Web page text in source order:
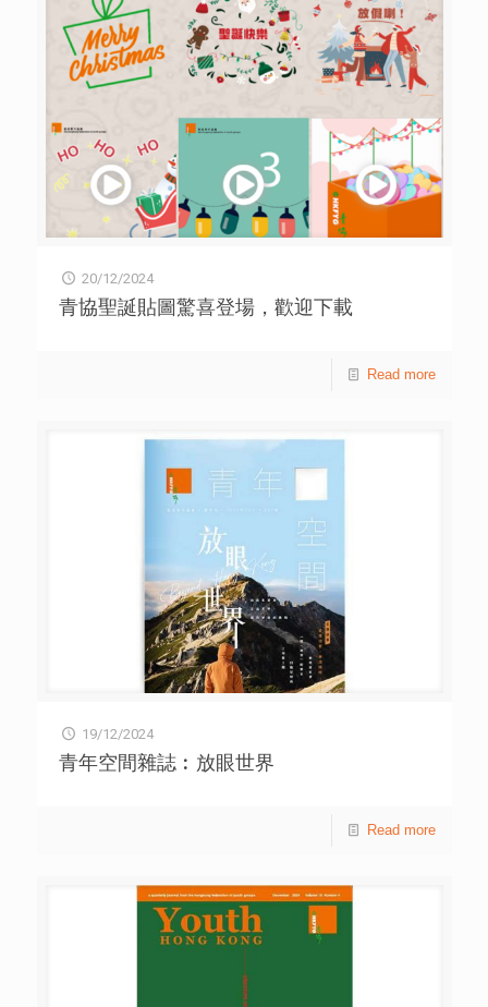
「也許先不要把他當作長輩。」避免先入為主，反而可能會
獲得意想不到的結果。 另一方面，導演梁禮彥亦分享創作
故事，期望在場的青年觀眾從電影作品中，領略到有時候人
生正正需要一點任性。許恩怡也深感認同，認為一點任性，
正是青春的可貴之處，自己也一直努力堅持初心。 聽到嘉
賓對於堅持追夢的分享後，在場的青年反應踴躍，並把握機
會發問。被問及劇中角色蘇昇華由兩人分別擔任年少及年長
時期，製作團隊認為兩人有哪些相似特質，以飾演同一角色
的追夢歷程時，年少版飾演者陳卓賢表示，演員外表雖然不
盡相同，但只要發掘出角色特質，就可以於不同時期呈現該
角色的獨有氛圍。 現場還有青年主動向導演了解電影製作
過程，問及製作團隊如何尋找到與劇情相當契合的拍攝場
工作人員花費不少功夫之外，當時也碰好遇上船廠東主的休
假空檔，才可順利拍攝。這齣電影的誕生，實在幸得各方的
協助，期望各位青年觀賞過後，從中得到力量繼續向夢想進
香港賽馬會慈善信託基金捐助，香港遊樂場協會、香港小童
（TYoG!） 支持New Gen共同探索遊歷，持續發掘每天生活
中的驚喜和美好，定義自己的The Year of Go。
20/12/2024
青協聖誕貼圖驚喜登場，歡迎下載
Read more
19/12/2024
青年空間雜誌︰放眼世界
Read more